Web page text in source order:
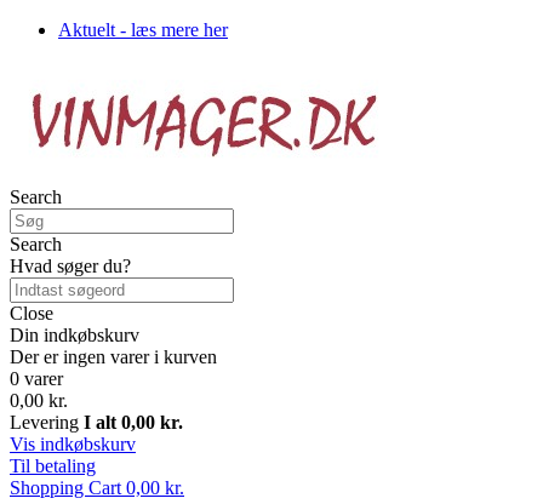
Aktuelt - læs mere her
Search
Search
Hvad søger du?
Close
Din indkøbskurv
Der er ingen varer i kurven
0 varer
0,00 kr.
Levering I alt 0,00 kr.
Vis indkøbskurv
Til betaling
Shopping Cart 0,00 kr.